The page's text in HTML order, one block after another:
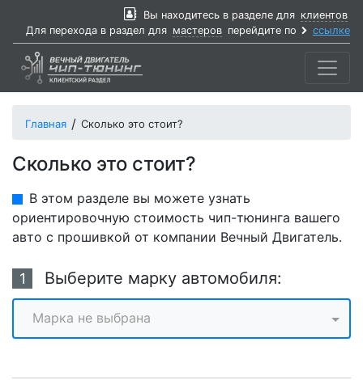
Вы находитесь в разделе для клиентов
Для перехода в раздел для мастеров перейдите по ссылке
Главная Сколько это стоит?
Сколько это стоит?
В этом разделе вы можете узнать
ориентировочную стоимость чип-тюнинга вашего
авто с прошивкой от компании Вечный Двигатель.
1 Выберите марку автомобиля:
Марка не выбрана